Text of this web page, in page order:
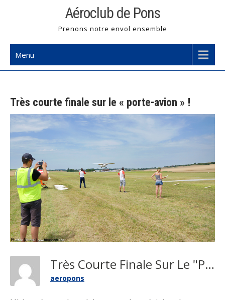
Aéroclub de Pons
Prenons notre envol ensemble
Menu
Très courte finale sur le « porte-avion » !
Très Courte Finale Sur Le "porte-Avion'' !
aeropons